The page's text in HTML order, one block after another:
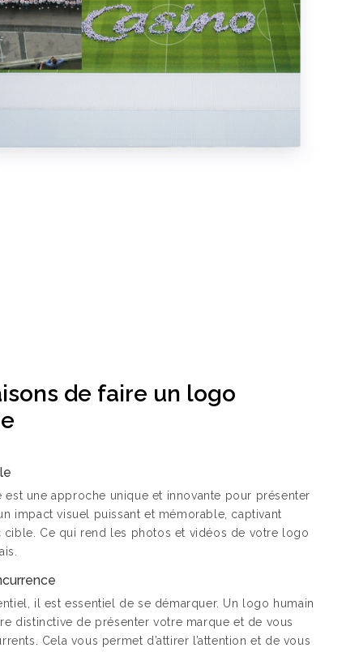
de faire un logo
une approche unique et innovante pour présenter
impact visuel puissant et mémorable, captivant
cible. Ce qui rend les photos et vidéos de votre logo
il est essentiel de se démarquer. Un logo humain
distinctive de présenter votre marque et de vous
Cela vous permet d’attirer l’attention et de vous